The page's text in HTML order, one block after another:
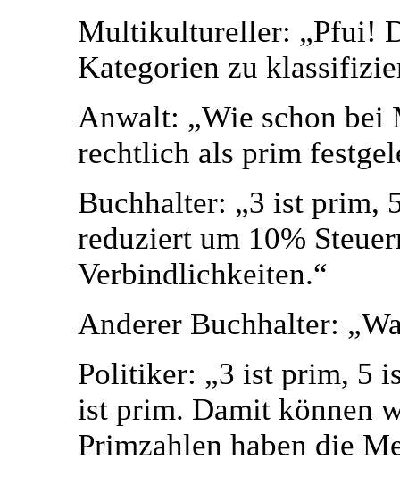
Multikultureller: „Pfui!
Kategorien zu
Anwalt: „Wie schon bei
rechtlich als prim
Buchhalter: „3 ist prim,
reduziert um 10%
Verbindlichkeiten.“
Anderer Buchhalter:
Politiker: „3 ist prim, 5
ist prim. Damit können
Primzahlen haben die